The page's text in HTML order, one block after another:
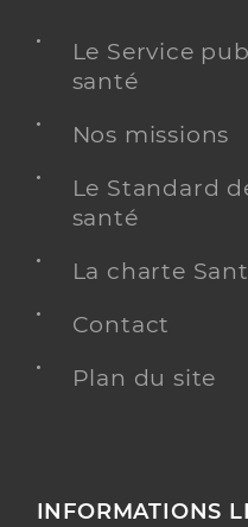
Le Service
santé
Nos missions
Le Standard
santé
La charte
Contact
Plan du site
INFORMATIONS